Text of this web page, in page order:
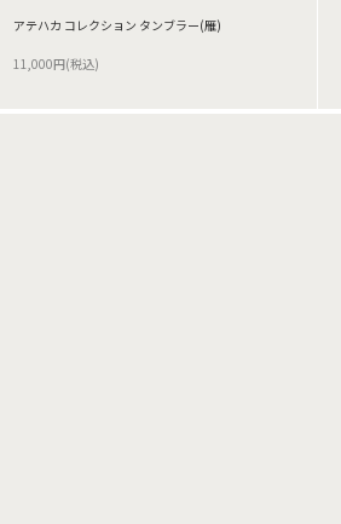
アテハカ コレクション タンブラー(雁)
11,000円(税込)